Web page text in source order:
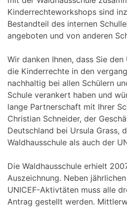
Kinderrechteworkshops sind
Bestandteil des internen
angeboten und von anderen
Wir danken Ihnen, dass Sie den
die Kinderrechte in den
nachhaltig bei allen Schülern
Schule verankert haben und
lange Partnerschaft mit Ihrer
Christian Schneider, der
Deutschland bei Ursula Grass,
Waldhausschule als auch der
Die Waldhausschule erhielt
Auszeichnung. Neben
UNICEF-Aktivtäten muss alle
Antrag gestellt werden.